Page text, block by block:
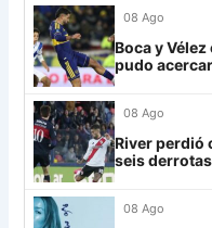
Grupo H
IDV
Rosario Central
UCV FC
Libertad
08 Ago
Boca y
pudo
08 Ago
River perdió
seis
08 Ago